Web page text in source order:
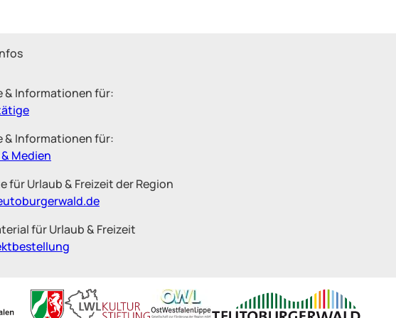
& Informationen für:
& Informationen für:
Medien
für Urlaub & Freizeit der Region
für Urlaub & Freizeit